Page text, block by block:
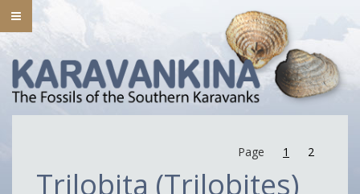
Page 1 2
Trilobita (Trilobites)